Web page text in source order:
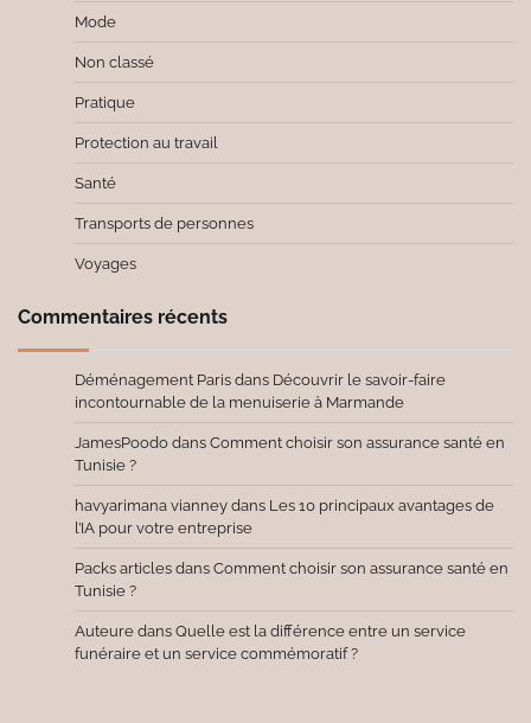
Mode
Non classé
Pratique
Protection au travail
Santé
Transports de personnes
Voyages
Commentaires récents
Déménagement Paris dans Découvrir le savoir-faire
incontournable de la menuiserie à Marmande
JamesPoodo dans Comment choisir son assurance santé en
Tunisie ?
havyarimana vianney dans Les 10 principaux avantages de
l’IA pour votre entreprise
Packs articles dans Comment choisir son assurance santé en
Tunisie ?
Auteure dans Quelle est la différence entre un service
funéraire et un service commémoratif ?